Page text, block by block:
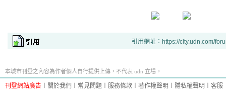
引用網址：https://city.udn.com/
本城市刊登之內容為作者個人自行提供上傳，不代表 udn 立場。
刊登網站廣告 關於我們 常見問題 服務條款 著作權聲明 隱私權聲明 客服